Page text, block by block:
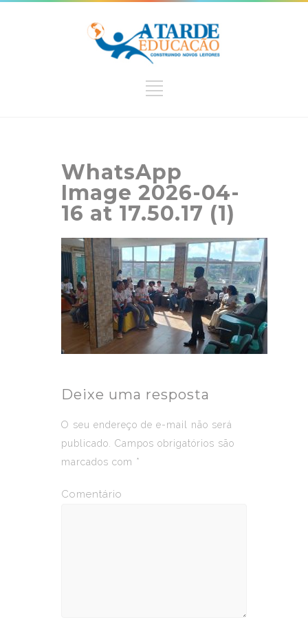
WhatsApp
Image 2026-04-
16 at 17.50.17 (1)
Deixe uma resposta
O seu endereço de e-mail não será
publicado.
Campos obrigatórios são
marcados com *
Comentário